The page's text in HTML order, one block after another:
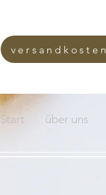
Start über uns